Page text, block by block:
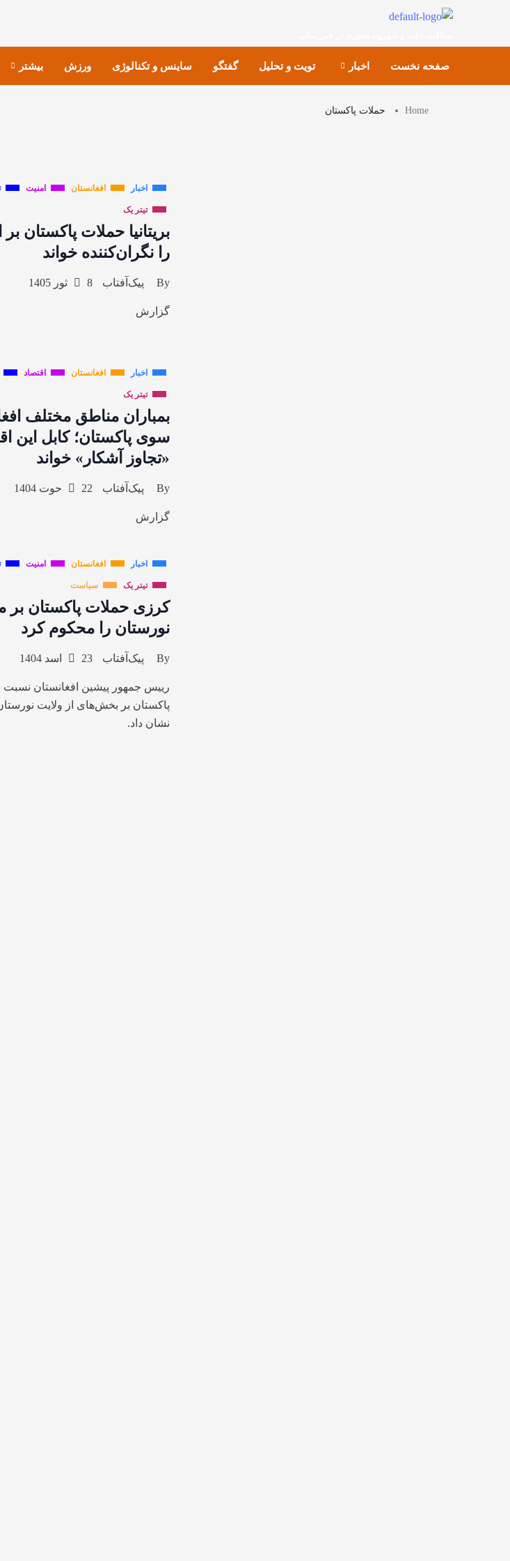
صفحه نخست اخبار تویت و تحلیل گفتگو ساینس و تکنالوژی ورزش بیشتر
Home حملات پاکستان
اخبار افغانستان امنیت
تیتر یک
بریتانیا حملات پاکستان بر
را نگران‌کننده خواند
By پیک‌آفتاب 8 ثور 1405
گزارش
اخبار افغانستان اقتصاد
تیتر یک
بمباران مناطق مختلف
سوی پاکستان؛ کابل این
«تجاوز آشکار» خواند
By پیک‌آفتاب 22 حوت 1404
گزارش
اخبار افغانستان امنیت
تیتر یک سیاست
کرزی حملات پاکستان بر
نورستان را محکوم کرد
By پیک‌آفتاب 23 اسد 1404
رییس جمهور پیشین افغانستان نسبت
پاکستان بر بخش‌های از ولایت
نشان داد.